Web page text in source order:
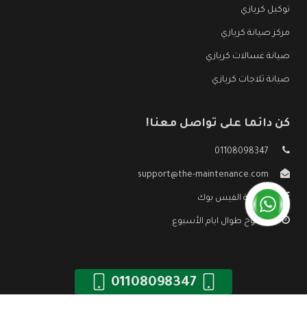
توكيل كريازي
مركز صيانة كريازي
صيانة غسالات كريازي
صيانة ثلاجات كريازي
كن دائما على تواصل معنا!
01108098347
support@the-maintenance.com
صفحة الفيس بوك
مفتوح طوال ايام الأسبوع
01108098347